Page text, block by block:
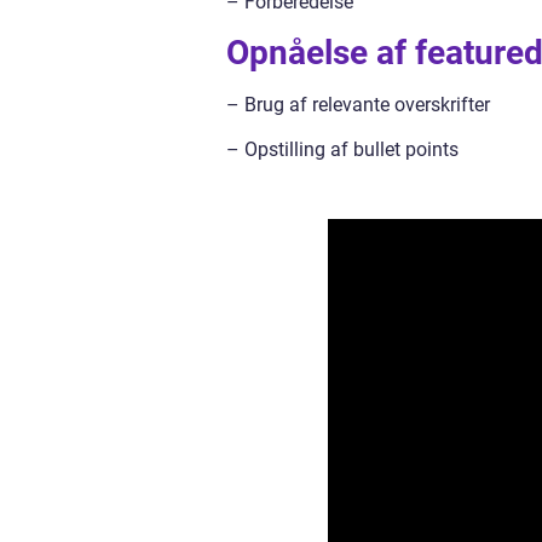
Opnåelse af
– Brug af relevante overskrifter
– Opstilling af bullet points